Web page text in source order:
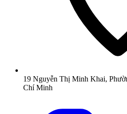
19 Nguyễn Thị Minh Khai,
Chí Minh